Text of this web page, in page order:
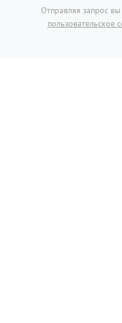
Отправляя запрос
пользовательское